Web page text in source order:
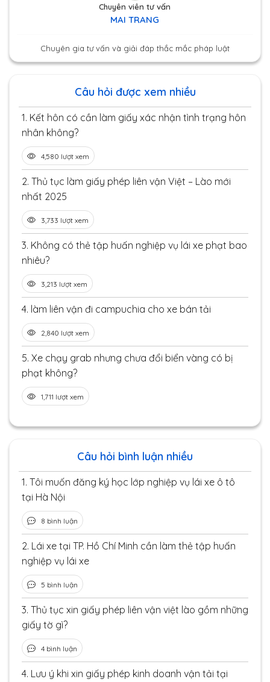
Chuyên viên tư vấn
MAI TRANG
Chuyên gia tư vấn và giải đáp thắc mắc pháp luật
Câu hỏi được xem nhiều
1. Kết hôn có cần làm giấy xác nhận tình trạng hôn
nhân không?
4,580 lượt xem
2. Thủ tục làm giấy phép liên vận Việt – Lào mới
nhất 2025
3,733 lượt xem
3. Không có thẻ tập huấn nghiệp vụ lái xe phạt bao
nhiêu?
3,213 lượt xem
4. làm liên vận đi campuchia cho xe bán tải
2,840 lượt xem
5. Xe chạy grab nhưng chưa đổi biển vàng có bị
phạt không?
1,711 lượt xem
Câu hỏi bình luận nhiều
1. Tôi muốn đăng ký học lớp nghiệp vụ lái xe ô tô
tại Hà Nội
8 bình luận
2. Lái xe tại TP. Hồ Chí Minh cần làm thẻ tập huấn
nghiệp vụ lái xe
5 bình luận
3. Thủ tục xin giấy phép liên vận việt lào gồm những
giấy tờ gì?
4 bình luận
4. Lưu ý khi xin giấy phép kinh doanh vận tải tại